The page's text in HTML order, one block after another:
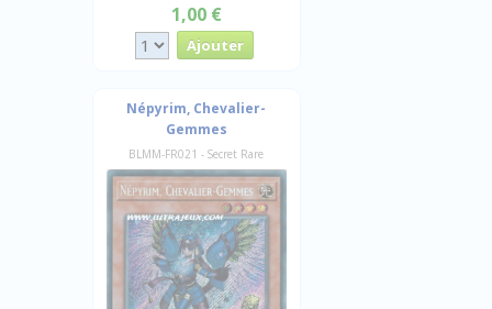
1,00 €
Népyrim, Chevalier-
Gemmes
BLMM-FR021 - Secret Rare